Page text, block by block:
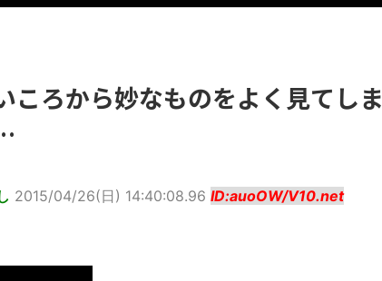
ころから妙なものをよく見てしま
2015/04/26(日) 14:40:08.96 ID:auoOW/V10.net